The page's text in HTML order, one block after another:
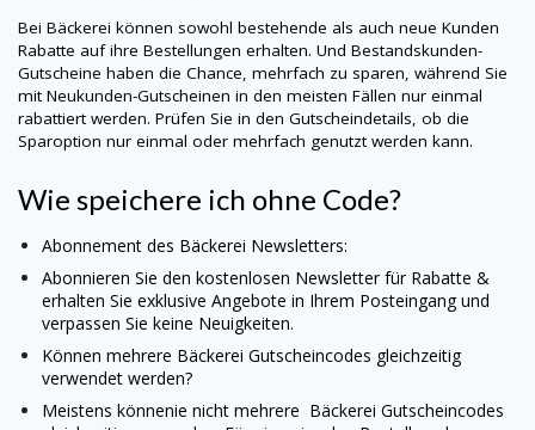
Bei Bäckerei können sowohl bestehende als auch neue Kunden
Rabatte auf ihre Bestellungen erhalten. Und Bestandskunden-
Gutscheine haben die Chance, mehrfach zu sparen, während Sie
mit Neukunden-Gutscheinen in den meisten Fällen nur einmal
rabattiert werden. Prüfen Sie in den Gutscheindetails, ob die
Sparoption nur einmal oder mehrfach genutzt werden kann.
Wie speichere ich ohne Code?
Abonnement des Bäckerei Newsletters:
Abonnieren Sie den kostenlosen Newsletter für Rabatte &
erhalten Sie exklusive Angebote in Ihrem Posteingang und
verpassen Sie keine Neuigkeiten.
Können mehrere Bäckerei Gutscheincodes gleichzeitig
verwendet werden?
Meistens könnenie nicht mehrere Bäckerei Gutscheincodes